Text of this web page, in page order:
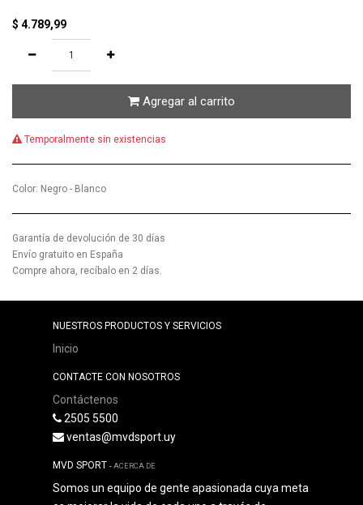
$ 4.789,99
Agregar al carrito
Temporalmente sin existencias
Color: Negro - Blanco
Garantía de devolución de 30 días
Envío gratuito en España
Compre ahora, recíbalo en 2 días.
NUESTROS PRODUCTOS Y SERVICIOS
Inicio
CONTACTE CON NOSOTROS
Contáctenos
2505 5500
ventas@mvdsport.uy
MVD SPORT -ACERCA DE
Somos un equipo de gente apasionada cuya meta